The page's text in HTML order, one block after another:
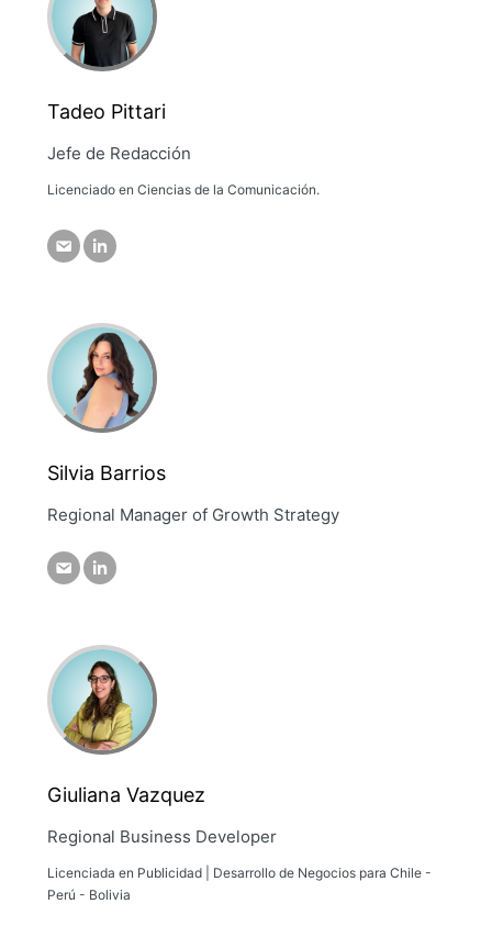
Tadeo Pittari
Jefe de Redacción
Licenciado en Ciencias de la Comunicación.
Silvia Barrios
Regional Manager of Growth Strategy
Giuliana Vazquez
Regional Business Developer
Licenciada en Publicidad | Desarrollo de Negocios para Chile -
Perú - Bolivia